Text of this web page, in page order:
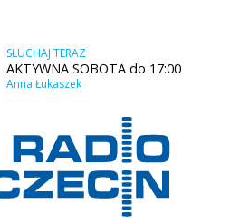
SŁUCHAJ TERAZ
AKTYWNA SOBOTA do 17:00
Anna Łukaszek